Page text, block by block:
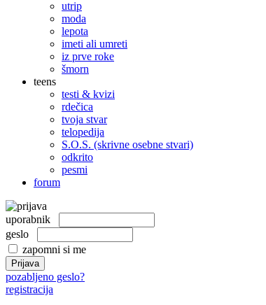
utrip
moda
lepota
imeti ali umreti
iz prve roke
šmorn
teens
testi & kvizi
rdečica
tvoja stvar
telopedija
S.O.S. (skrivne osebne stvari)
odkrito
pesmi
forum
uporabnik
geslo
zapomni si me
pozabljeno geslo?
registracija